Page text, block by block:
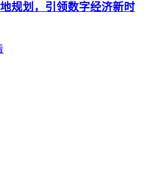
规划，引领数字经济新时